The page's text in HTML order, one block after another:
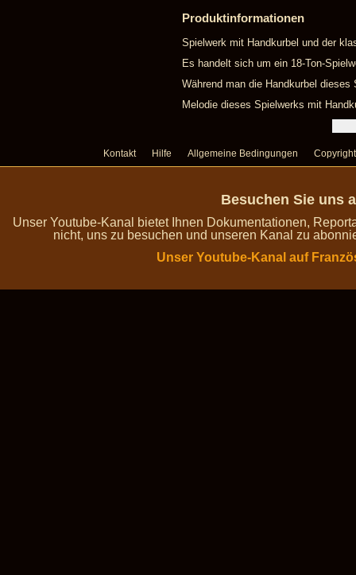
Produktinformationen
Spielwerk mit Handkurbel und der
Es handelt sich um ein 18-Ton-
Während man die Handkurbel
Melodie dieses Spielwerks mit
Kontakt Hilfe Allgemeine Bedingungen Copyright
Besuchen Sie uns
Unser Youtube-Kanal bietet Ihnen Dokumentationen,
nicht, uns zu besuchen und unseren Kanal zu
Unser Youtube-Kanal auf